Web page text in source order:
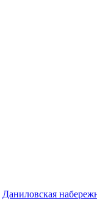
Даниловская